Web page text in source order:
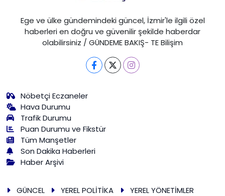
Ege ve ülke gündemindeki güncel, İzmir'le ilgili özel
haberleri en doğru ve güvenilir şekilde haberdar
olabilirsiniz / GÜNDEME BAKIŞ- TE Bilişim
Nöbetçi Eczaneler
Hava Durumu
Trafik Durumu
Puan Durumu ve Fikstür
Tüm Manşetler
Son Dakika Haberleri
Haber Arşivi
GÜNCEL YEREL POLİTİKA
YEREL YÖNETİMLER